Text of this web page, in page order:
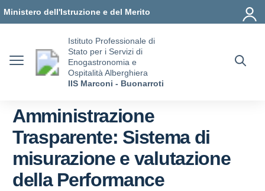
Ministero dell'Istruzione e del Merito
Istituto Professionale di
Stato per i Servizi di
Enogastronomia e
Ospitalità Alberghiera
IIS Marconi - Buonarroti
Amministrazione
Trasparente: Sistema di
misurazione e valutazione
della Performance